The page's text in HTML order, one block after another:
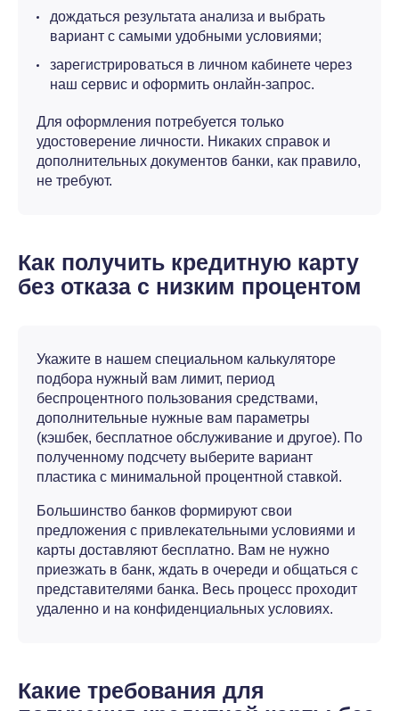
дождаться результата анализа и выбрать
вариант с самыми удобными условиями;
зарегистрироваться в личном кабинете через
наш сервис и оформить онлайн-запрос.
Для оформления потребуется только
удостоверение личности. Никаких справок и
дополнительных документов банки, как правило,
не требуют.
Как получить кредитную карту
без отказа с низким процентом
Укажите в нашем специальном калькуляторе
подбора нужный вам лимит, период
беспроцентного пользования средствами,
дополнительные нужные вам параметры
(кэшбек, бесплатное обслуживание и другое). По
полученному подсчету выберите вариант
пластика с минимальной процентной ставкой.
Большинство банков формируют свои
предложения с привлекательными условиями и
карты доставляют бесплатно. Вам не нужно
приезжать в банк, ждать в очереди и общаться с
представителями банка. Весь процесс проходит
удаленно и на конфиденциальных условиях.
Какие требования для